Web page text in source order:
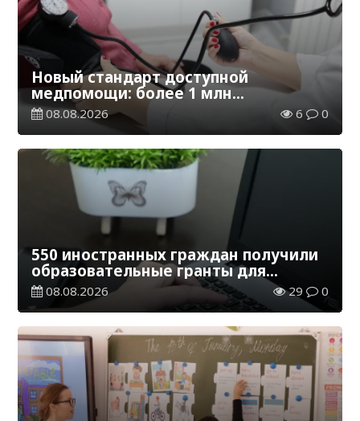
Новый стандарт доступной
медпомощи: более 1 млн
казахстанцев получили
телемедицинские услуги
08.08.2026 6 0
550 иностранных граждан получили
образовательные гранты для
обучения в Казахстане
08.08.2026 29 0